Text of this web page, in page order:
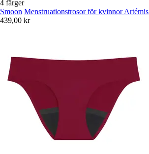
4 färger
Smoon Menstruationstrosor för kvinnor Artémis
439,00 kr